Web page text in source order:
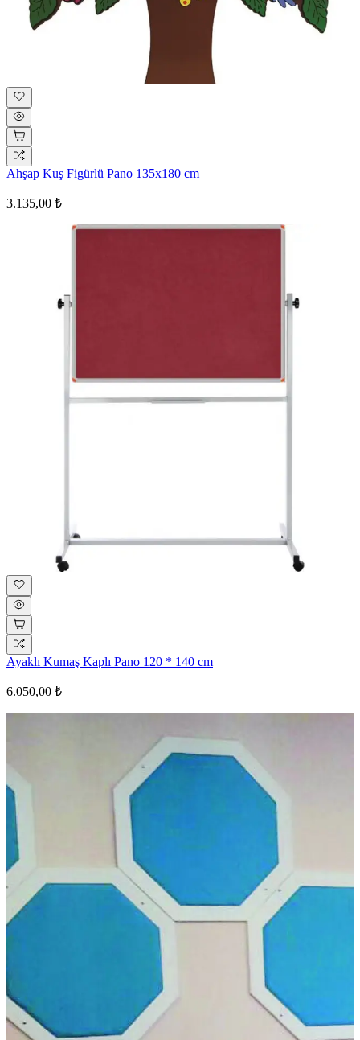
Ahşap Kuş Figürlü Pano 135x180 cm
3.135,00 ₺
Ayaklı Kumaş Kaplı Pano 120 * 140 cm
6.050,00 ₺